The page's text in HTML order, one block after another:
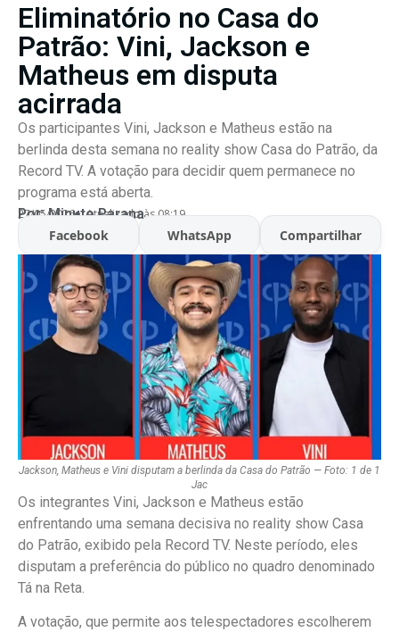
Eliminatório no Casa do
Patrão: Vini, Jackson e
Matheus em disputa
acirrada
Os participantes Vini, Jackson e Matheus estão na
berlinda desta semana no reality show Casa do Patrão, da
Record TV. A votação para decidir quem permanece no
programa está aberta.
Por:Minuto Parana
27/05/2026 Atualizado às 08:19
Facebook WhatsApp Compartilhar
Jackson, Matheus e Vini disputam a berlinda da Casa do Patrão — Foto: 1 de 1
Jac
Os integrantes Vini, Jackson e Matheus estão
enfrentando uma semana decisiva no reality show Casa
do Patrão, exibido pela Record TV. Neste período, eles
disputam a preferência do público no quadro denominado
Tá na Reta.
A votação, que permite aos telespectadores escolherem